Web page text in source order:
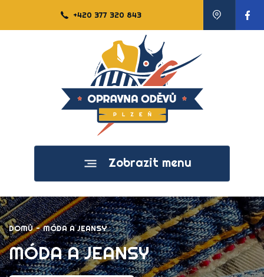
+420 377 320 843
Zobrazit menu
DOMŮ - MÓDA A JEANSY
MÓDA A JEANSY